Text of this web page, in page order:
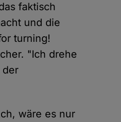
faktisch
und die
turning!
"Ich drehe
der
wäre es nur